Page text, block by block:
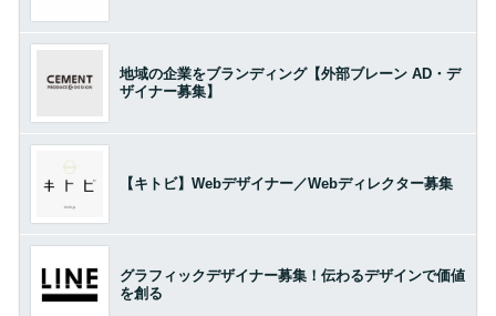
地域の企業をブランディング【外部ブレーン AD・デ
ザイナー募集】
【キトビ】Webデザイナー／Webディレクター募集
グラフィックデザイナー募集！伝わるデザインで価値
を創る